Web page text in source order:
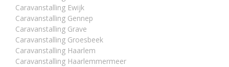
Caravanstalling Ewijk
Caravanstalling Gennep
Caravanstalling Grave
Caravanstalling Groesbeek
Caravanstalling Haarlem
Caravanstalling Haarlemmermeer